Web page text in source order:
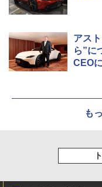
アス
ら”に
CEO
も